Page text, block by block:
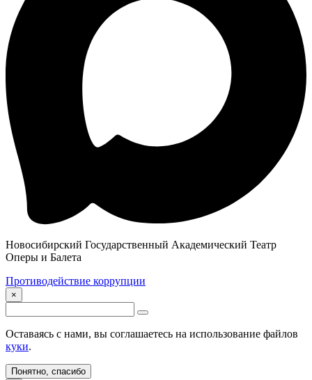
Новосибирский Государственный Академический Театр
Оперы и Балета
Противодействие коррупции
×
Оставаясь с нами, вы соглашаетесь на использование файлов
куки.
Понятно, спасибо